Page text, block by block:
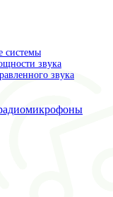
системы
звука
звука